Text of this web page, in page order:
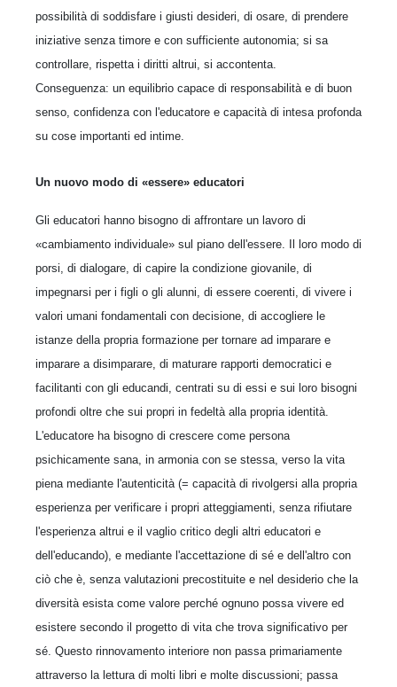
possibilità di soddisfare i giusti desideri, di osare, di prendere
iniziative senza timore e con sufficiente autonomia; si sa
controllare, rispetta i diritti altrui, si accontenta.
Conseguenza: un equilibrio capace di responsabilità e di buon
senso, confidenza con l'educatore e capacità di intesa profonda
su cose importanti ed intime.
Un nuovo modo di «essere» educatori
Gli educatori hanno bisogno di affrontare un lavoro di
«cambiamento individuale» sul piano dell'essere. Il loro modo di
porsi, di dialogare, di capire la condizione giovanile, di
impegnarsi per i figli o gli alunni, di essere coerenti, di vivere i
valori umani fondamentali con decisione, di accogliere le
istanze della propria formazione per tornare ad imparare e
imparare a disimparare, di maturare rapporti democratici e
facilitanti con gli educandi, centrati su di essi e sui loro bisogni
profondi oltre che sui propri in fedeltà alla propria identità.
L'educatore ha bisogno di crescere come persona
psichicamente sana, in armonia con se stessa, verso la vita
piena mediante l'autenticità (= capacità di rivolgersi alla propria
esperienza per verificare i propri atteggiamenti, senza rifiutare
l'esperienza altrui e il vaglio critico degli altri educatori e
dell'educando), e mediante l'accettazione di sé e dell'altro con
ciò che è, senza valutazioni precostituite e nel desiderio che la
diversità esista come valore perché ognuno possa vivere ed
esistere secondo il progetto di vita che trova significativo per
sé. Questo rinnovamento interiore non passa primariamente
attraverso la lettura di molti libri e molte discussioni; passa